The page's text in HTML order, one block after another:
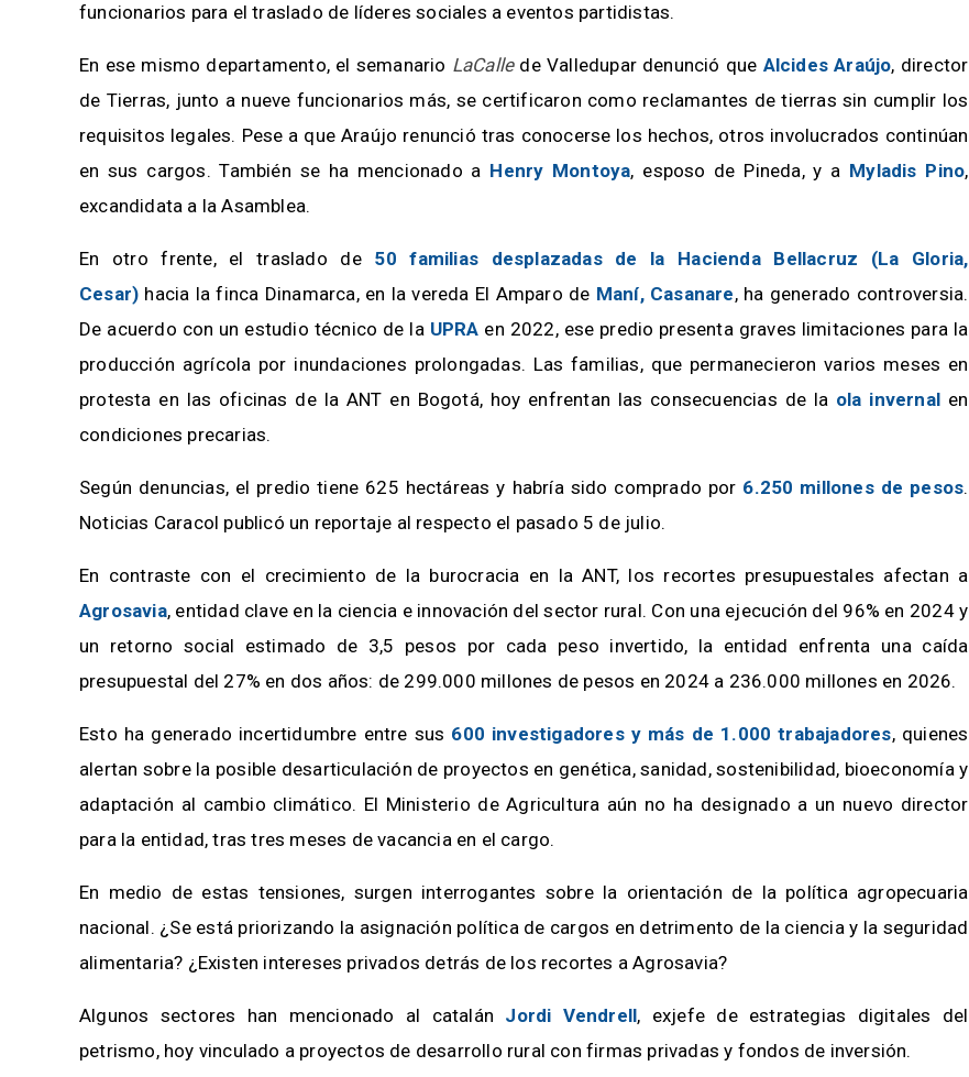
funcionarios para el traslado de líderes sociales a eventos partidistas.
En ese mismo departamento, el semanario LaCallede Valledupar denunció que Alcides Araújo, director
de Tierras, junto a nueve funcionarios más, se certificaron como reclamantes de tierras sin cumplir los
requisitos legales. Pese a que Araújo renunció tras conocerse los hechos, otros involucrados continúan
en sus cargos. También se ha mencionado a Henry Montoya, esposo de Pineda, y a Myladis Pino,
excandidata a la Asamblea.
En otro frente, el traslado de 50 familias desplazadas de la Hacienda Bellacruz (La Gloria,
Cesar) hacia la finca Dinamarca, en la vereda El Amparo de Maní, Casanare, ha generado controversia.
De acuerdo con un estudio técnico de la UPRA en 2022, ese predio presenta graves limitaciones para la
producción agrícola por inundaciones prolongadas. Las familias, que permanecieron varios meses en
protesta en las oficinas de la ANT en Bogotá, hoy enfrentan las consecuencias de la ola invernal en
condiciones precarias.
Según denuncias, el predio tiene 625 hectáreas y habría sido comprado por 6.250 millones de pesos.
Noticias Caracol publicó un reportaje al respecto el pasado 5 de julio.
En contraste con el crecimiento de la burocracia en la ANT, los recortes presupuestales afectan a
Agrosavia, entidad clave en la ciencia e innovación del sector rural. Con una ejecución del 96% en 2024 y
un retorno social estimado de 3,5 pesos por cada peso invertido, la entidad enfrenta una caída
presupuestal del 27% en dos años: de 299.000 millones de pesos en 2024 a 236.000 millones en 2026.
Esto ha generado incertidumbre entre sus 600 investigadores y más de 1.000 trabajadores, quienes
alertan sobre la posible desarticulación de proyectos en genética, sanidad, sostenibilidad, bioeconomía y
adaptación al cambio climático. El Ministerio de Agricultura aún no ha designado a un nuevo director
para la entidad, tras tres meses de vacancia en el cargo.
En medio de estas tensiones, surgen interrogantes sobre la orientación de la política agropecuaria
nacional. ¿Se está priorizando la asignación política de cargos en detrimento de la ciencia y la seguridad
alimentaria? ¿Existen intereses privados detrás de los recortes a Agrosavia?
Algunos sectores han mencionado al catalán Jordi Vendrell, exjefe de estrategias digitales del
petrismo, hoy vinculado a proyectos de desarrollo rural con firmas privadas y fondos de inversión.